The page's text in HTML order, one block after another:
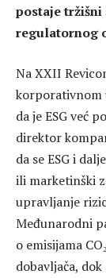
postaje tržišni
regulatornog
Na XXII
korporativnom
da je ESG već
direktor
da se ESG i
ili marketinški
upravljanje
Međunarodni
o emisijama
dobavljača,